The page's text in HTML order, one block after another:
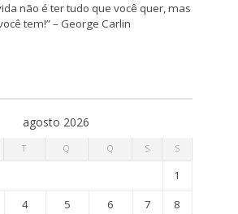
não é ter tudo que você quer, mas
tem!” – George Carlin
agosto 2026
T Q Q S S
1
4 5 6 7
8